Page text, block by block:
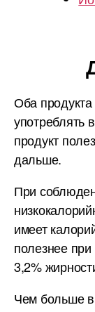
Оба
употреблять
продукт
дальше.
При
имеет
полезнее при
3,2%
Чем больше в